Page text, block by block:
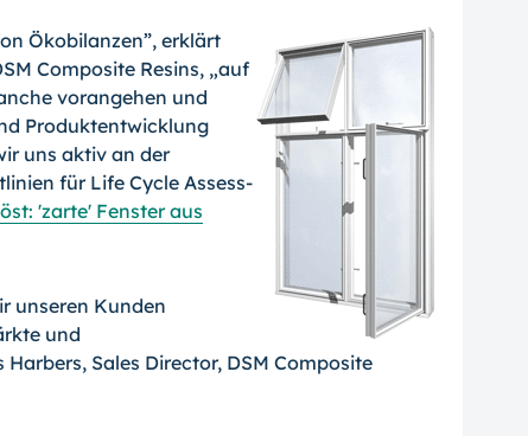
Ökobilan­zen”, erklärt
Composite Resins, „auf
vorangehen und
Produktentwicklung
uns aktiv an der
für Life Cycle Assess­
'zarte' Fenster aus
unseren Kun­den
und
Sales Director, DSM Composite